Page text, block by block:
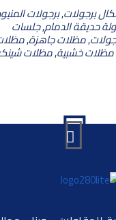
برجولات,برجولات
حديقة الدمام,جلسات
,مظلات جاهزة,
مظلات خشبية,مظلات